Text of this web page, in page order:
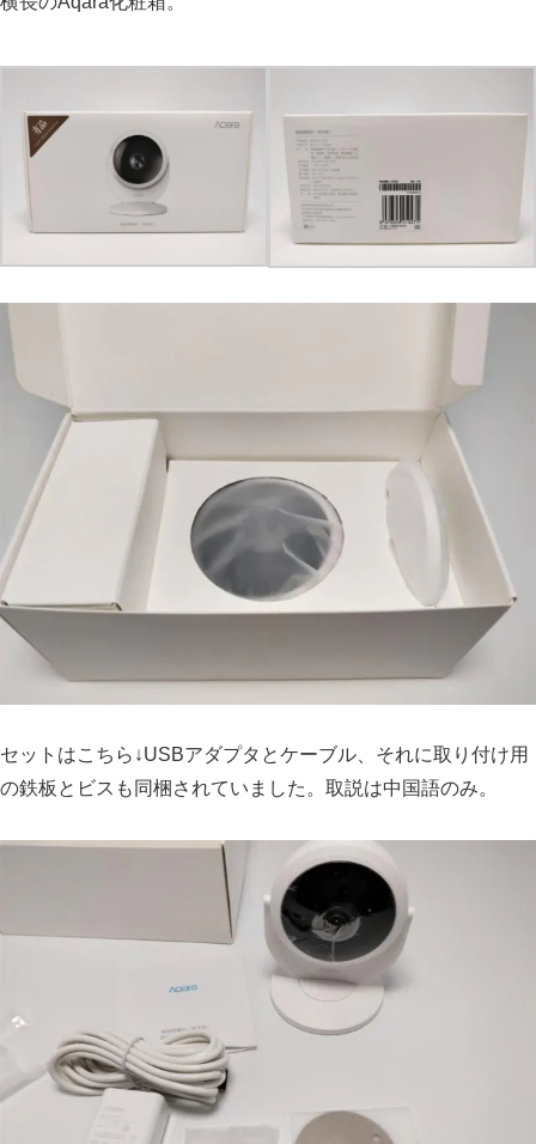
セットはこちら↓USBアダプタとケーブル、それに取り付け用
の鉄板とビスも同梱されていました。取説は中国語のみ。